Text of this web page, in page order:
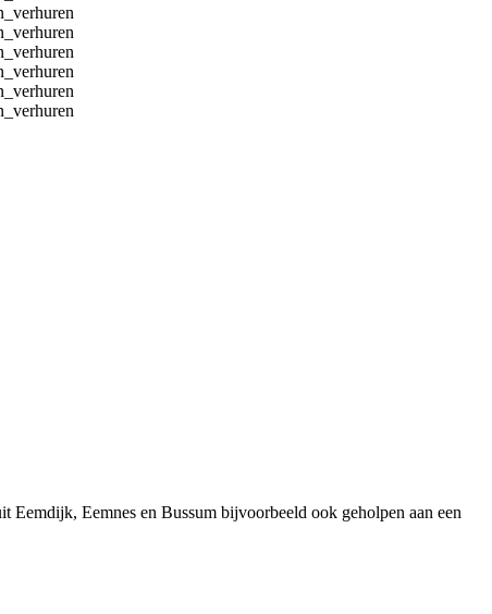
Eemnes en Bussum bijvoorbeeld ook geholpen aan een